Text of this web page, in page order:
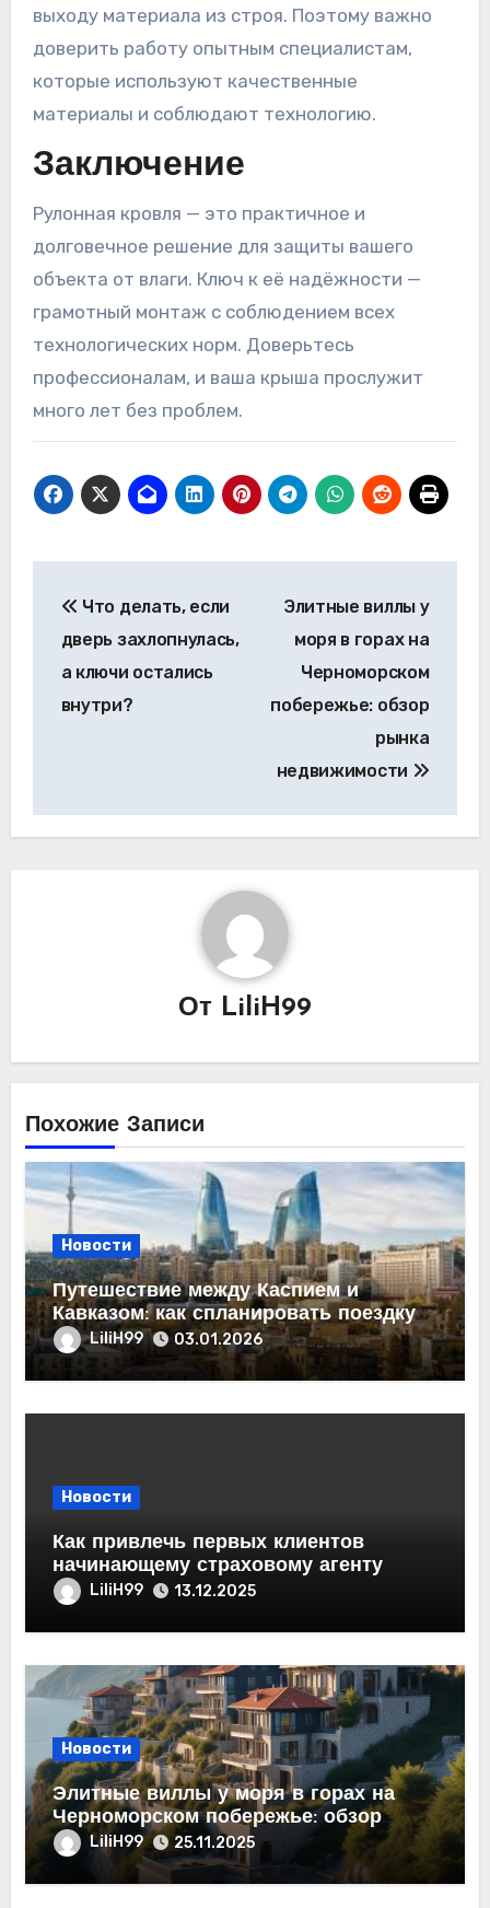
выходу материала из строя. Поэтому важно
доверить работу опытным специалистам,
которые используют качественные
материалы и соблюдают технологию.
Заключение
Рулонная кровля — это практичное и
долговечное решение для защиты вашего
объекта от влаги. Ключ к её надёжности —
грамотный монтаж с соблюдением всех
технологических норм. Доверьтесь
профессионалам, и ваша крыша прослужит
много лет без проблем.
по
записям
Что делать, если
дверь захлопнулась,
а ключи остались
внутри?
Элитные виллы у
моря в горах на
Черноморском
побережье: обзор
рынка
недвижимости
От LiliH99
Похожие Записи
Новости
Путешествие между Каспием и
Кавказом: как спланировать поездку
из Махачкалы в Баку
LiliH99 03.01.2026
Новости
Как привлечь первых клиентов
начинающему страховому агенту
LiliH99 13.12.2025
Новости
Элитные виллы у моря в горах на
Черноморском побережье: обзор
рынка недвижимости
LiliH99 25.11.2025